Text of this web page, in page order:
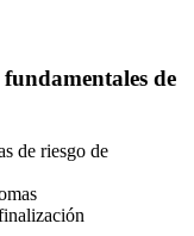
de
de riesgo de